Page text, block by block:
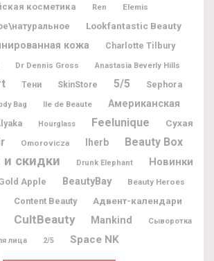
косметика Ren Elemis
Lookfantastic Beauty
кожа Charlotte Tilbury
Dr Dennis Gross Anastasia Beverly Hills
Тени SkinStore 5/5 Sephora
Bag Ile de Beaute
Американская
Hourglass Feelunique
Сухая
Omorovicza Iherb Beauty Box
скидки Drunk Elephant
Новинки
Apple BeautyBay
Beauty Heroes
Content Beauty
Адвент-календари
CultBeauty Mankind Сыворотка
лица 2/5 Space NK